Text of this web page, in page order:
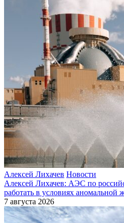
Алексей Лихачев Новости
Алексей Лихачев: АЭС по
работать в условиях аномальной
7 августа 2026